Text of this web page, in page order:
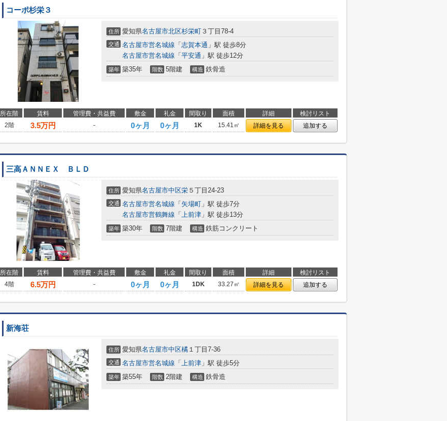
コーポ杉栄３
住所 愛知県名古屋市北区杉栄町 ３丁目78-4
交通 名古屋市営名城線 「 志賀本通 」駅 徒歩8分
名古屋市営名城線 「 平安通 」駅 徒歩12分
築年 築35年 階数 5階建 構造 鉄骨造
所在階 賃料 管理費・共益費 敷金 礼金 間取り 面積 詳細
検討リスト
2階
3.5万円 - 0ヶ月 0ヶ月 1K 15.41㎡ 詳細を見る 追加する
三高ＡＮＮＥＸ ＢＬＤ
住所 愛知県名古屋市中区栄 ５丁目24-23
交通 名古屋市営名城線 「 矢場町 」駅 徒歩7分
名古屋市営鶴舞線 「 上前津 」駅 徒歩13分
築年 築30年 階数 7階建 構造 鉄筋コンクリート
所在階 賃料 管理費・共益費 敷金 礼金 間取り 面積 詳細
検討リスト
4階
6.5万円 - 0ヶ月 0ヶ月 1DK 33.27㎡ 詳細を見る 追加する
新海荘
住所 愛知県名古屋市中区橘 １丁目7-36
交通 名古屋市営名城線 「 上前津 」駅 徒歩5分
築年 築55年 階数 2階建 構造 鉄骨造